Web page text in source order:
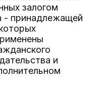
залогом
- принадлежащей
и